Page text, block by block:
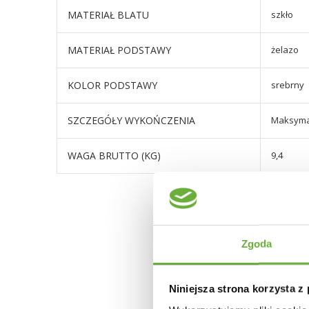
Zgoda
Niniejsza strona korzysta z
MATERIAŁ BLATU szkło
MATERIAŁ PODSTAWY żelazo
KOLOR PODSTAWY srebrny
SZCZEGÓŁY WYKOŃCZENIA
WAGA BRUTTO (KG) 9,4